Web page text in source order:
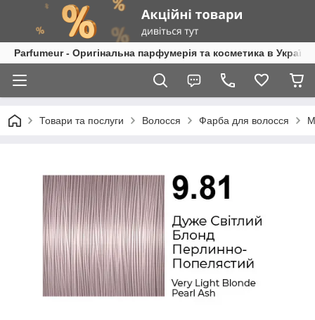
Parfumeur - Оригінальна парфумерія та косметика в Україні
Товари та послуги Волосся Фарба для волосся